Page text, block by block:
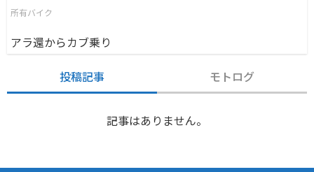
所有バイク
アラ還からカブ乗り
投稿記事 モトログ
記事はありません。